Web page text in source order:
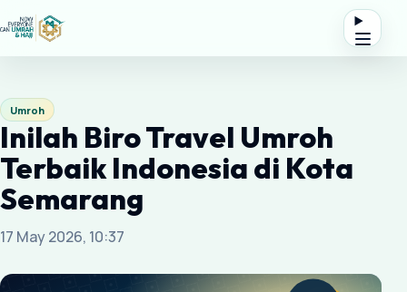
Umroh
Inilah Biro Travel Umroh
Terbaik Indonesia di Kota
Semarang
17 May 2026, 10:37